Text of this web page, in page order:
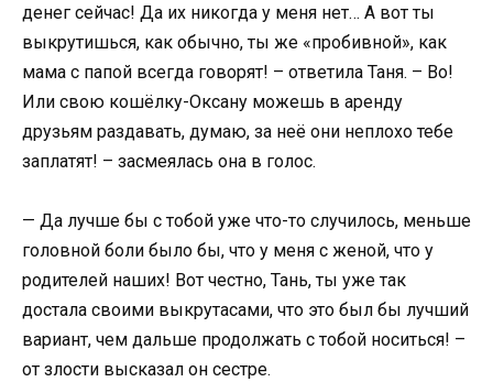
денег сейчас! Да их никогда у меня нет… А вот ты
выкрутишься, как обычно, ты же «пробивной», как
мама с папой всегда говорят! – ответила Таня. – Во!
Или свою кошёлку-Оксану можешь в аренду
друзьям раздавать, думаю, за неё они неплохо тебе
заплатят! – засмеялась она в голос.
— Да лучше бы с тобой уже что-то случилось, меньше
головной боли было бы, что у меня с женой, что у
родителей наших! Вот честно, Тань, ты уже так
достала своими выкрутасами, что это был бы лучший
вариант, чем дальше продолжать с тобой носиться! –
от злости высказал он сестре.